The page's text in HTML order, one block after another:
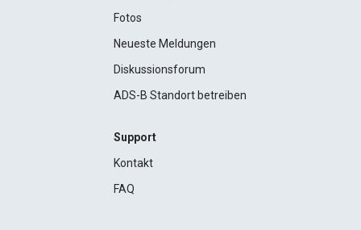
Fotos
Neueste Meldungen
Diskussionsforum
ADS-B Standort betreiben
Support
Kontakt
FAQ